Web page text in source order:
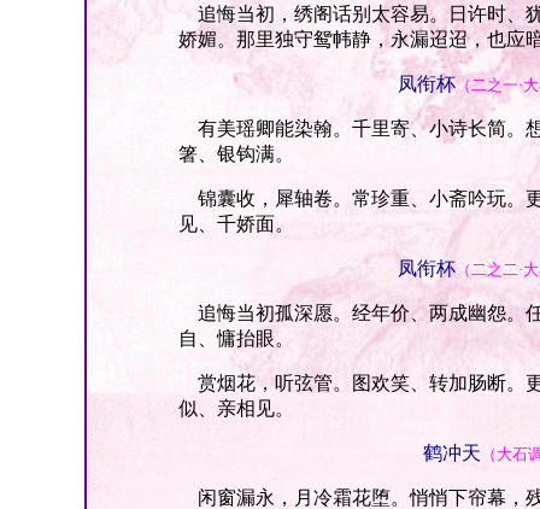
追悔当初，绣阁话别太容易。日许时、
娇媚。那里独守鸳帏静，永漏迢迢，也应
凤衔杯（二之一·
有美瑶卿能染翰。千里寄、小诗长简。
箸、银钩满。
锦囊收，犀轴卷。常珍重、小斋吟玩。
见、千娇面。
凤衔杯（二之二·
追悔当初孤深愿。经年价、两成幽怨。
自、慵抬眼。
赏烟花，听弦管。图欢笑、转加肠断。
似、亲相见。
鹤冲天 （大石
闲窗漏永，月冷霜花堕。悄悄下帘幕，